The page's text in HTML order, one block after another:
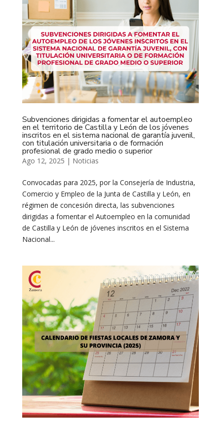
Subvenciones dirigidas a fomentar el autoempleo
en el territorio de Castilla y León de los jóvenes
inscritos en el sistema nacional de garantía juvenil,
con titulación universitaria o de formación
profesional de grado medio o superior
Ago 12, 2025 | Noticias
Convocadas para 2025, por la Consejería de Industria,
Comercio y Empleo de la Junta de Castilla y León, en
régimen de concesión directa, las subvenciones
dirigidas a fomentar el Autoempleo en la comunidad
de Castilla y León de jóvenes inscritos en el Sistema
Nacional...